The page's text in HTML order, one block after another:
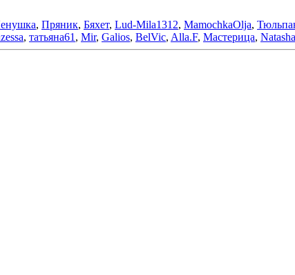
, Пряник, Бяхет, Lud-Mila1312, MamochkaOlja,
, татьяна61 , Mir, Galios, BelVic, Alla.F, Мастерица,